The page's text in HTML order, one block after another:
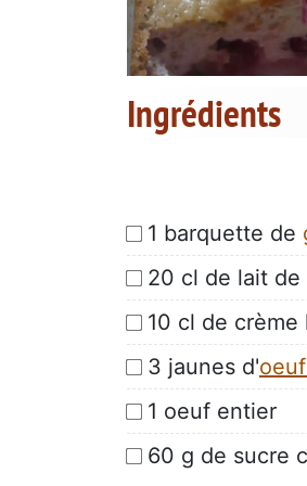
Ingrédients
1 barquette de
20 cl de lait de
10 cl de crème
3 jaunes d'
1 oeuf entier
60 g de sucre